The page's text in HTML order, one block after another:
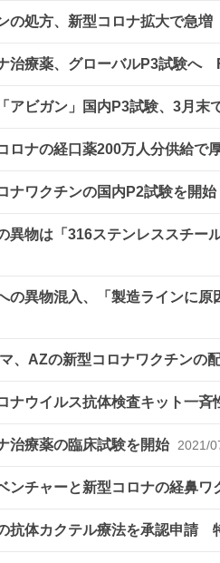
の処方、新型コロナ拡大で急
治療薬、グローバルP3試験へ
アビガン」国内P3試験、3月
ロナの経口薬200万人分供給で
ナワクチンの国内P2試験を開始
異物は「316ステンレススチ
の異物混入、「製造ラインに
、AZの新型コロナワクチンの
ナウイルス抗体検査キット一
治療薬の臨床試験を開始 2021/
ンチャーと新型コロナの経鼻
抗体カクテル療法を承認申請